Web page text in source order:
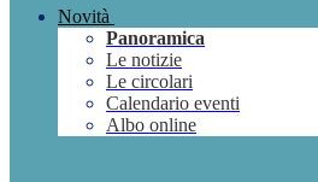
Novità
Panoramica
Le notizie
Le circolari
Calendario eventi
Albo online